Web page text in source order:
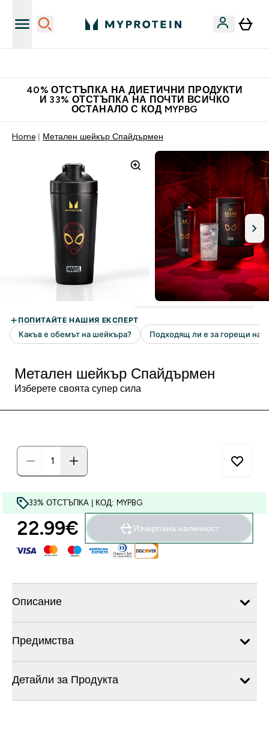
40% ОТСТЪПКА НА ДИЕТИЧНИ ПРОДУКТИ
И 33% ОТСТЪПКА НА ПОЧТИ ВСИЧКО
ОСТАНАЛО С КОД MYPBG
Home Метален шейкър Спайдърмен
Метален шейкър Спайдърмен
Изберете своята супер сила
33% ОТСТЪПКА | КОД: MYPBG
22.99€‎ Изчерпана наличност
Описание
Предимства
Детайли за Продукта